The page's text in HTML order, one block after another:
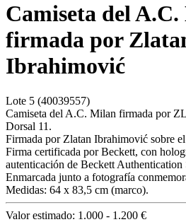
Camiseta del
firmada por
Ibrahimović
Lote 5 (40039557)
Camiseta del A.C. Milan firmada por
Dorsal 11.
Firmada por Zlatan Ibrahimović sobre
Firma certificada por Beckett, con
autenticación de Beckett
Enmarcada junto a fotografía
Medidas: 64 x 83,5 cm (marco).
Valor estimado: 1.000 - 1.200 €